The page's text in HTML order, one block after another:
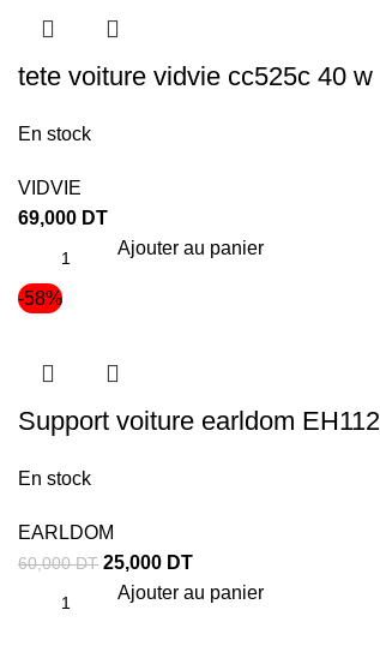
tete voiture vidvie cc525c 40 w
En stock
VIDVIE
69,000 DT
Ajouter au panier
-58%
Support voiture earldom EH112
En stock
EARLDOM
60,000DT 25,000 DT
Ajouter au panier